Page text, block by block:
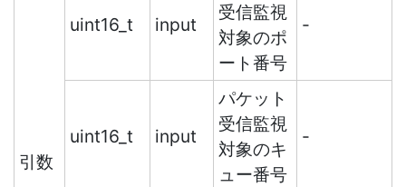
引数
uint16_t input
受信監視
対象のポ
ート番号
-
uint16_t input
パケット
受信監視
対象のキ
ュー番号
-